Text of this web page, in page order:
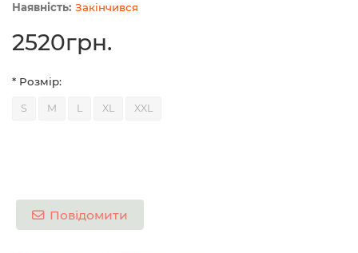
Закінчився
2520грн.
* Розмір:
S M L XL XXL
Повідомити